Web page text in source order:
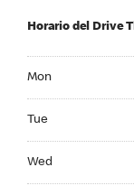
Horario del Drive
Mon
Tue
Wed